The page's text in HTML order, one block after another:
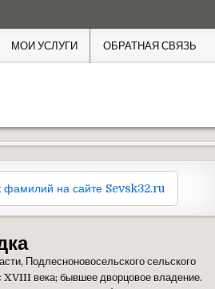
МОИ УСЛУГИ ОБРАТНАЯ СВЯЗЬ
фамилий на сайте Sevsk32.ru
Подлесноновосельского сельского
XVIII века; бывшее дворцовое владение.